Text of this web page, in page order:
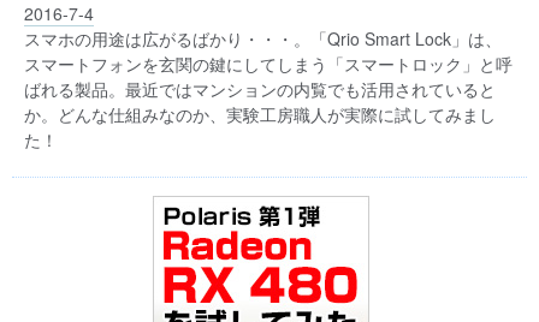
2016-7-4
スマホの用途は広がるばかり・・・。「Qrio Smart Lock」は、
スマートフォンを玄関の鍵にしてしまう「スマートロック」と呼
ばれる製品。最近ではマンションの内覧でも活用されていると
か。どんな仕組みなのか、実験工房職人が実際に試してみまし
た！